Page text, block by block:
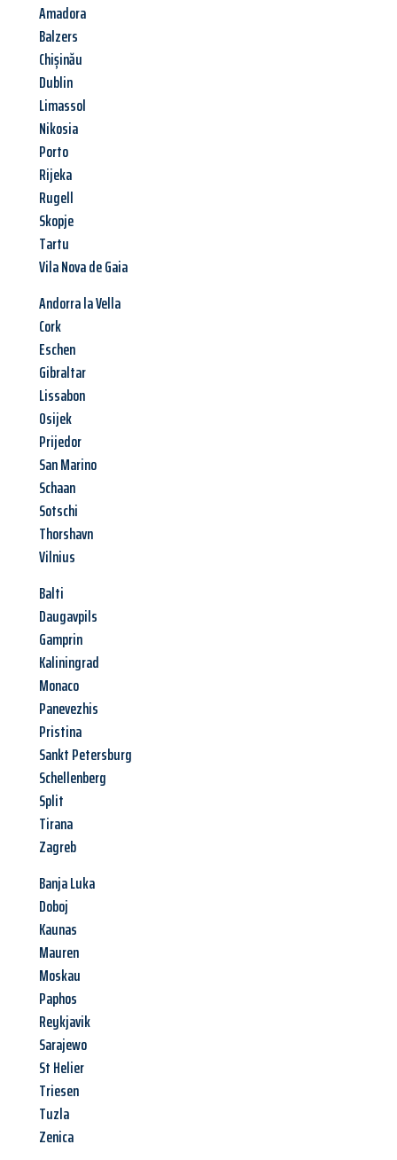
Amadora
Balzers
Chișinău
Dublin
Limassol
Nikosia
Porto
Rijeka
Rugell
Skopje
Tartu
Vila Nova de Gaia
Andorra la Vella
Cork
Eschen
Gibraltar
Lissabon
Osijek
Prijedor
San Marino
Schaan
Sotschi
Thorshavn
Vilnius
Balti
Daugavpils
Gamprin
Kaliningrad
Monaco
Panevezhis
Pristina
Sankt Petersburg
Schellenberg
Split
Tirana
Zagreb
Banja Luka
Doboj
Kaunas
Mauren
Moskau
Paphos
Reykjavik
Sarajewo
St Helier
Triesen
Tuzla
Zenica